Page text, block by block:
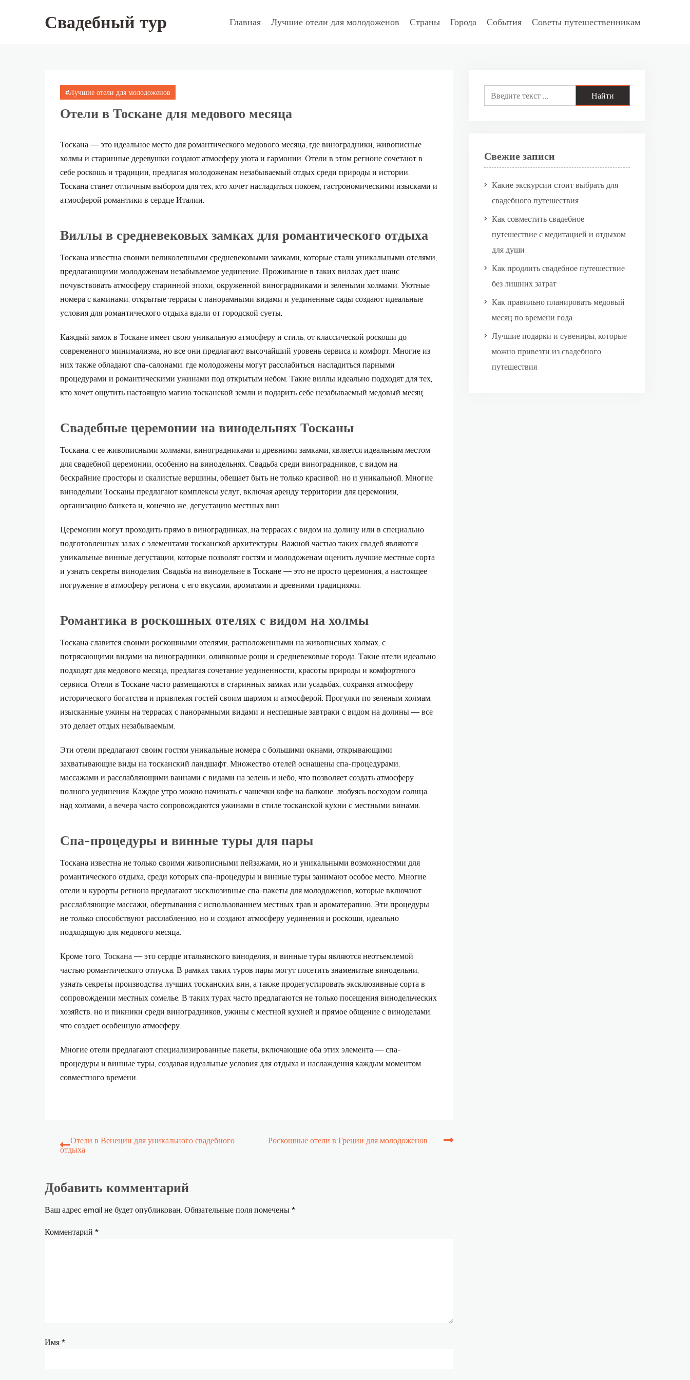
Свадебный тур Главная Лучшие отели для молодоженов Страны Города События Советы путешественникам
Лучшие отели для молодоженов
Отели в Тоскане для медового месяца
Тоскана — это идеальное место для романтического медового месяца, где виноградники, живописные
холмы и старинные деревушки создают атмосферу уюта и гармонии. Отели в этом регионе сочетают в
себе роскошь и традиции, предлагая молодоженам незабываемый отдых среди природы и истории.
Тоскана станет отличным выбором для тех, кто хочет насладиться покоем, гастрономическими изысками и
атмосферой романтики в сердце Италии.
Виллы в средневековых замках для романтического отдыха
Тоскана известна своими великолепными средневековыми замками, которые стали уникальными отелями,
предлагающими молодоженам незабываемое уединение. Проживание в таких виллах дает шанс
почувствовать атмосферу старинной эпохи, окруженной виноградниками и зелеными холмами. Уютные
номера с каминами, открытые террасы с панорамными видами и уединенные сады создают идеальные
условия для романтического отдыха вдали от городской суеты.
Каждый замок в Тоскане имеет свою уникальную атмосферу и стиль, от классической роскоши до
современного минимализма, но все они предлагают высочайший уровень сервиса и комфорт. Многие из
них также обладают спа-салонами, где молодожены могут расслабиться, насладиться парными
процедурами и романтическими ужинами под открытым небом. Такие виллы идеально подходят для тех,
кто хочет ощутить настоящую магию тосканской земли и подарить себе незабываемый медовый месяц.
Свадебные церемонии на винодельнях Тосканы
Тоскана, с ее живописными холмами, виноградниками и древними замками, является идеальным местом
для свадебной церемонии, особенно на винодельнях. Свадьба среди виноградников, с видом на
бескрайние просторы и скалистые вершины, обещает быть не только красивой, но и уникальной. Многие
винодельни Тосканы предлагают комплексы услуг, включая аренду территории для церемонии,
организацию банкета и, конечно же, дегустацию местных вин.
Церемонии могут проходить прямо в виноградниках, на террасах с видом на долину или в специально
подготовленных залах с элементами тосканской архитектуры. Важной частью таких свадеб являются
уникальные винные дегустации, которые позволят гостям и молодоженам оценить лучшие местные сорта
и узнать секреты виноделия. Свадьба на винодельне в Тоскане — это не просто церемония, а настоящее
погружение в атмосферу региона, с его вкусами, ароматами и древними традициями.
Романтика в роскошных отелях с видом на холмы
Тоскана славится своими роскошными отелями, расположенными на живописных холмах, с
потрясающими видами на виноградники, оливковые рощи и средневековые города. Такие отели идеально
подходят для медового месяца, предлагая сочетание уединенности, красоты природы и комфортного
сервиса. Отели в Тоскане часто размещаются в старинных замках или усадьбах, сохраняя атмосферу
исторического богатства и привлекая гостей своим шармом и атмосферой. Прогулки по зеленым холмам,
изысканные ужины на террасах с панорамными видами и неспешные завтраки с видом на долины — все
это делает отдых незабываемым.
Эти отели предлагают своим гостям уникальные номера с большими окнами, открывающими
захватывающие виды на тосканский ландшафт. Множество отелей оснащены спа-процедурами,
массажами и расслабляющими ваннами с видами на зелень и небо, что позволяет создать атмосферу
полного уединения. Каждое утро можно начинать с чашечки кофе на балконе, любуясь восходом солнца
над холмами, а вечера часто сопровождаются ужинами в стиле тосканской кухни с местными винами.
Спа-процедуры и винные туры для пары
Тоскана известна не только своими живописными пейзажами, но и уникальными возможностями для
романтического отдыха, среди которых спа-процедуры и винные туры занимают особое место. Многие
отели и курорты региона предлагают эксклюзивные спа-пакеты для молодоженов, которые включают
расслабляющие массажи, обертывания с использованием местных трав и ароматерапию. Эти процедуры
не только способствуют расслаблению, но и создают атмосферу уединения и роскоши, идеально
подходящую для медового месяца.
Кроме того, Тоскана — это сердце итальянского виноделия, и винные туры являются неотъемлемой
частью романтического отпуска. В рамках таких туров пары могут посетить знаменитые винодельни,
узнать секреты производства лучших тосканских вин, а также продегустировать эксклюзивные сорта в
сопровождении местных сомелье. В таких турах часто предлагаются не только посещения винодельческих
хозяйств, но и пикники среди виноградников, ужины с местной кухней и прямое общение с виноделами,
что создает особенную атмосферу.
Многие отели предлагают специализированные пакеты, включающие оба этих элемента — спа-
процедуры и винные туры, создавая идеальные условия для отдыха и наслаждения каждым моментом
совместного времени.
Навигация
Отели в Венеции для уникального свадебного
отдыха
Роскошные отели в Греции для молодоженов
Добавить комментарий
Ваш адрес email не будет опубликован. Обязательные поля помечены *
Комментарий *
Имя *
for:
Свежие записи
Какие экскурсии стоит выбрать для
свадебного путешествия
Как совместить свадебное
путешествие с медитацией и отдыхом
для души
Как продлить свадебное путешествие
без лишних затрат
Как правильно планировать медовый
месяц по времени года
Лучшие подарки и сувениры, которые
можно привезти из свадебного
путешествия